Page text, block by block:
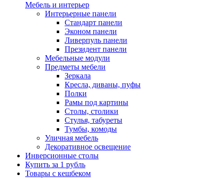
Мебель и интерьер
Интерьерные панели
Стандарт панели
Эконом панели
Ливерпуль панели
Президент панели
Мебельные модули
Предметы мебели
Зеркала
Кресла, диваны, пуфы
Полки
Рамы под картины
Столы, столики
Стулья, табуреты
Тумбы, комоды
Уличная мебель
Декоративное освещение
Инверсионные столы
Купить за 1 рубль
Товары с кешбеком